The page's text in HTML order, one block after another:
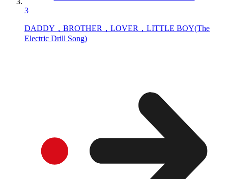
3
DADDY，BROTHER，LOVER，LITTLE BOY(The
Electric Drill Song)